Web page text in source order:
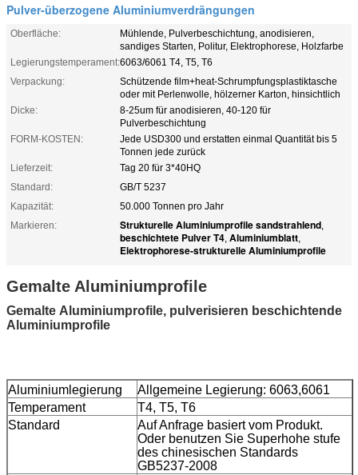
Pulver-überzogene Aluminiumverdrängungen
Oberfläche:
Mühlende, Pulverbeschichtung, anodisieren,
sandiges Starten, Politur, Elektrophorese, Holzfarbe
Legierungstemperament:6063/6061 T4, T5, T6
Verpackung:
Schützende film+heat-Schrumpfungsplastiktasche
oder mit Perlenwolle, hölzerner Karton, hinsichtlich
Dicke:
8-25um für anodisieren, 40-120 für
Pulverbeschichtung
FORM-KOSTEN:
Jede USD300 und erstatten einmal Quantität bis 5
Tonnen jede zurück
Lieferzeit:
Tag 20 für 3*40HQ
Standard:
GB/T 5237
Kapazität:
50.000 Tonnen pro Jahr
Markieren:
Strukturelle Aluminiumprofile sandstrahlend,
beschichtete Pulver T4, Aluminiumblatt,
Elektrophorese-strukturelle Aluminiumprofile
Gemalte Aluminiumprofile
Gemalte Aluminiumprofile, pulverisieren beschichtende
Aluminiumprofile
Aluminiumlegierung
Allgemeine Legierung: 6063,6061
Temperament
T4, T5, T6
Standard
Auf Anfrage basiert vom Produkt.
Oder benutzen Sie Superhohe stufe
des chinesischen Standards
GB5237-2008